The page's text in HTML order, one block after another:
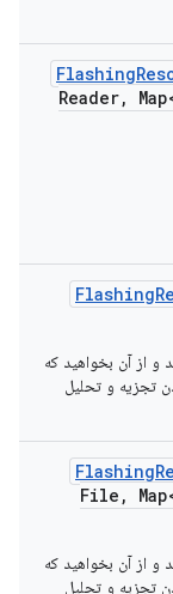
Flashing
Reader,
Flashing
و از آن بخواهید که
تجزیه و تحلیل
Flashing
File ,
و از آن بخواهید که
تجزیه و تحلیل